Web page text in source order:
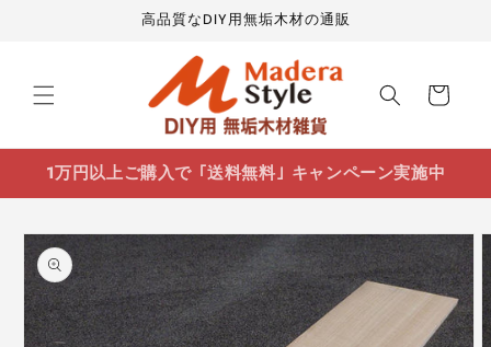
高品質なDIY用無垢木材の通販
ー
1万円以上ご購入で ｢送料無料｣ キャンペーン実施中
商品情
報にス
キップ